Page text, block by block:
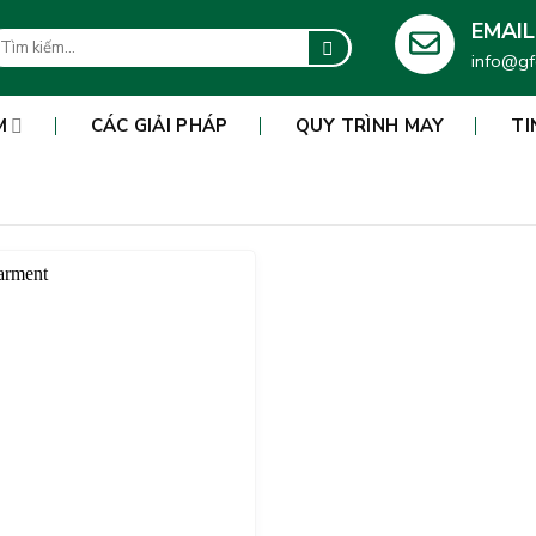
EMAIL
CÁC GIẢI PHÁP QUY TRÌNH MAY